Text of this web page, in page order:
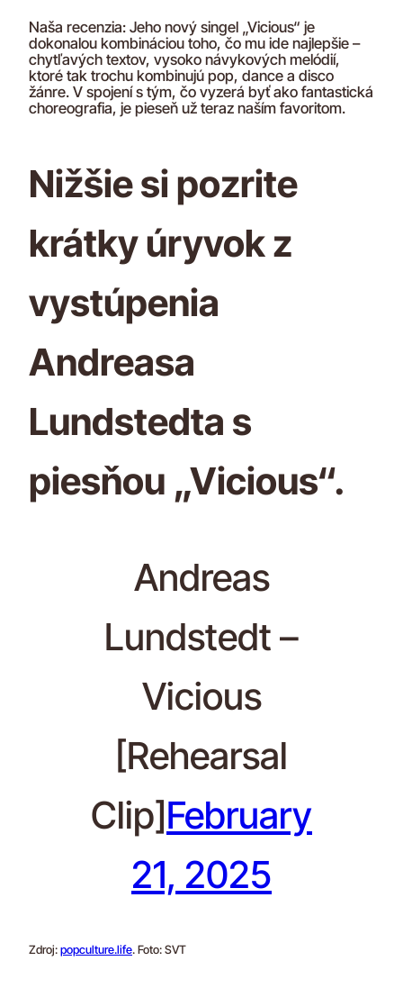
Naša recenzia: Jeho nový singel „Vicious“ je
dokonalou kombináciou toho, čo mu ide najlepšie –
chytľavých textov, vysoko návykových melódií,
ktoré tak trochu kombinujú pop, dance a disco
žánre. V spojení s tým, čo vyzerá byť ako fantastická
choreografia, je pieseň už teraz naším favoritom.
Nižšie si pozrite
krátky úryvok z
vystúpenia
Andreasa
Lundstedta s
piesňou „Vicious“.
Andreas
Lundstedt –
Vicious
[Rehearsal
Clip]February
21, 2025
Zdroj: popculture.life. Foto: SVT